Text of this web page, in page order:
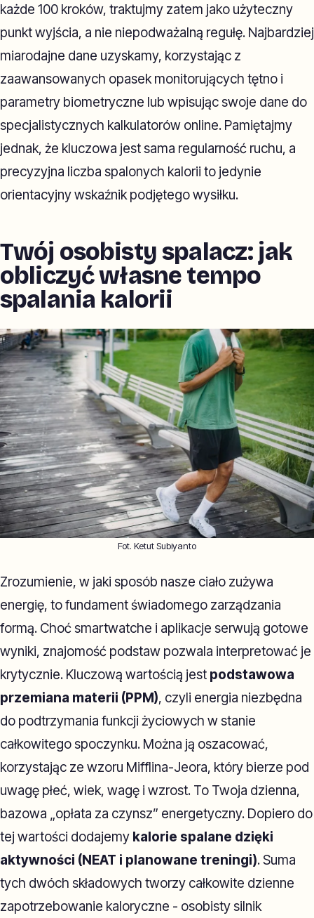
każde 100 kroków, traktujmy zatem jako użyteczny
punkt wyjścia, a nie niepodważalną regułę. Najbardziej
miarodajne dane uzyskamy, korzystając z
zaawansowanych opasek monitorujących tętno i
parametry biometryczne lub wpisując swoje dane do
specjalistycznych kalkulatorów online. Pamiętajmy
jednak, że kluczowa jest sama regularność ruchu, a
precyzyjna liczba spalonych kalorii to jedynie
orientacyjny wskaźnik podjętego wysiłku.
Twój osobisty spalacz: jak
obliczyć własne tempo
spalania kalorii
Fot. Ketut Subiyanto
Zrozumienie, w jaki sposób nasze ciało zużywa
energię, to fundament świadomego zarządzania
formą. Choć smartwatche i aplikacje serwują gotowe
wyniki, znajomość podstaw pozwala interpretować je
krytycznie. Kluczową wartością jest podstawowa
przemiana materii (PPM), czyli energia niezbędna
do podtrzymania funkcji życiowych w stanie
całkowitego spoczynku. Można ją oszacować,
korzystając ze wzoru Mifflina-Jeora, który bierze pod
uwagę płeć, wiek, wagę i wzrost. To Twoja dzienna,
bazowa „opłata za czynsz” energetyczny. Dopiero do
tej wartości dodajemy kalorie spalane dzięki
aktywności (NEAT i planowane treningi). Suma
tych dwóch składowych tworzy całkowite dzienne
zapotrzebowanie kaloryczne - osobisty silnik